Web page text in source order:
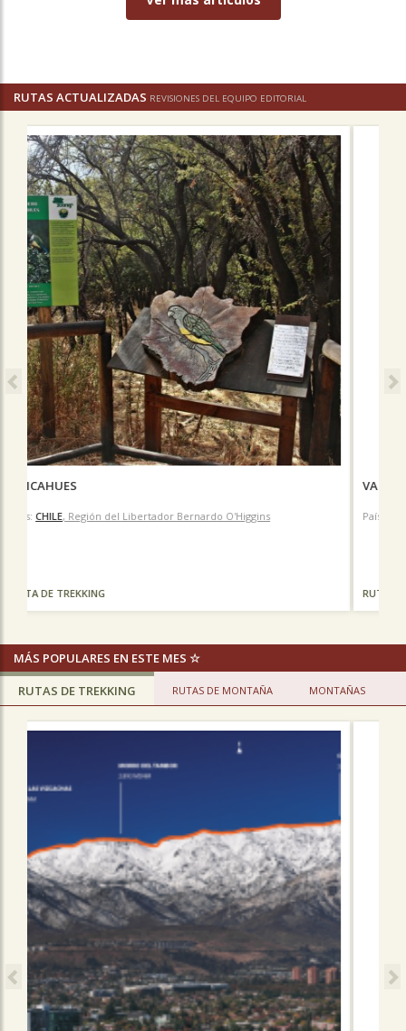
RUTAS ACTUALIZADAS REVISIONES DEL EQUIPO EDITORIAL
VALLE RÍO DE LOS CIPRESES
País:CHILE, Región del Libertador Bernardo O'Higgins
RUTA DE TREKKING
Previous
MÁS POPULARES EN ESTE MES ☆
RUTAS DE TREKKING
RUTAS DE MONTAÑA MONTAÑAS
Previous